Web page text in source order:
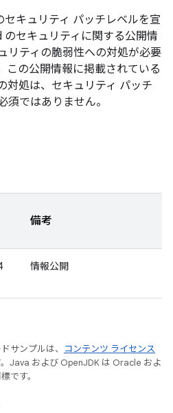
キュリティ パッチレベルを宣
セキュリティに関する公開情
リティの脆弱性への対処が必要
この公開情報に掲載されている
対処は、セキュリティ パッチ
須ではありません。
備考
情報公開
サンプルは、
コンテンツ ライセンス
Java および OpenJDK は Oracle およ
です。